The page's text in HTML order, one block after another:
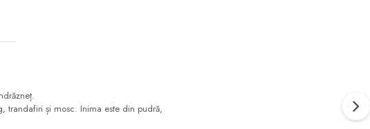
trandafiri și mosc. Inima este din pudră,